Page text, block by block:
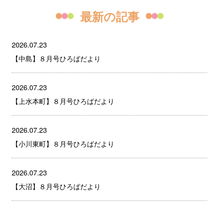
最新の記事
2026.07.23
【中島】８月号ひろばだより
2026.07.23
【上水本町】８月号ひろばだより
2026.07.23
【小川東町】８月号ひろばだより
2026.07.23
【大沼】８月号ひろばだより